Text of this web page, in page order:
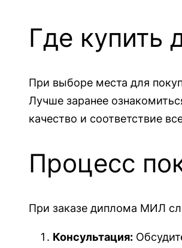
Где
При выборе места для
Лучше заранее
качество и соответствие
Процесс
При заказе диплома МИЛ
Консультация: